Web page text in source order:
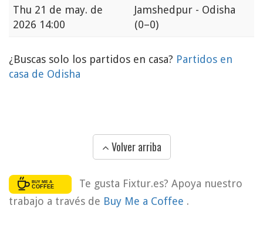
Thu 21 de may. de
2026 14:00
Jamshedpur - Odisha
(0–0)
¿Buscas solo los partidos en casa? Partidos en
casa de Odisha
Volver arriba
Te gusta Fixtur.es? Apoya nuestro
trabajo a través de Buy Me a Coffee .